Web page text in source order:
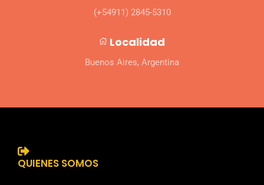
(+54911) 2845-5310
Localidad
Buenos Aires, Argentina
QUIENES SOMOS